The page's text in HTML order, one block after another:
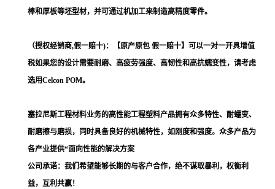
棒和厚板等坯型材，并可通过机加工来制造高精度零件。
（授权经销商,假一赔十)：【原产原包 假一赔十】可以一对一开具增值
税如果您的设计需要耐磨、高疲劳强度、高韧性和高抗蠕变性，请考虑
选用Celcon POM。
塞拉尼斯工程材料业务的高性能工程塑料产品拥有众多特性、耐蠕变、
耐磨擦与磨损，同时具备良好的机械特性，如刚度和强度。众多产品为
各产业提供“面向性能的解决方案
公司承诺：我们希望能够长期的与客户合作，绝不谋取暴利，权衡利
益，互利共赢！